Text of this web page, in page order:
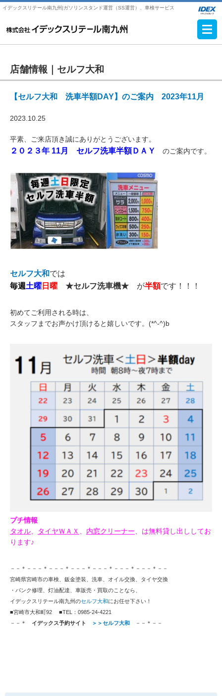
イデックスリテール南九州|ガソリンスタンド運営（SS運営）、車検サービス
店舗情報｜ セルフ大和
【セルフ大和 洗車半額DAY】のご案内 2023年11月
2023.10.25
平素、ご来店頂き誠にありがとうございます。
２０２３年 11月 セルフ洗車半額ＤＡＹ のご案内です。
セルフ大和では
毎週土曜 日曜 ★セルフ洗車機★ が半額です！！！
初めてご利用される時は、
スタッフまでお声かけ頂けると嬉しいです。(*^-^)b
プチ情報
タオル、 タイヤＷＡＸ 、 内窓クリーナー、は無料貸し出ししてお
ります♪
－－＊－－－＊－－－＊－－－＊－－－＊－－－＊－－－＊－－
宮崎県宮崎市の車検、鈑金塗装、洗車、オイル交換、タイヤ交換
・パンク修理、灯油配達、車販売・買取のことなら、
イデックスリテール南九州のセルフ大和にお任せ下さい！
■宮崎市大和町92 ■TEL：0985-24-4221
－－＊ イデックス予約サイト ＞＞セルフ大和 －－＊－－